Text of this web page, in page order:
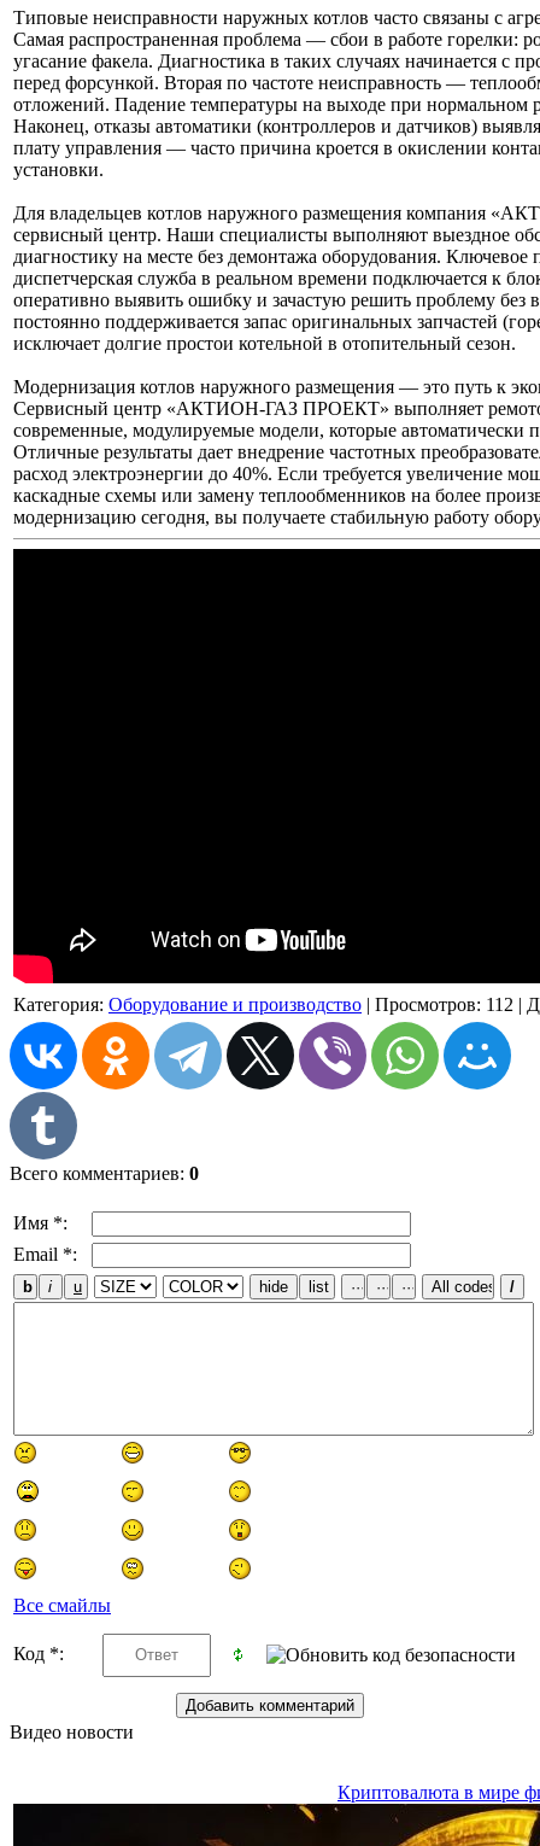
Типовые неисправности наружных котлов часто связаны с
Самая распространенная проблема — сбои в работе горелки:
угасание факела. Диагностика в таких случаях начинается с
перед форсункой. Вторая по частоте неисправность —
отложений. Падение температуры на выходе при нормальном
Наконец, отказы автоматики (контроллеров и датчиков)
плату управления — часто причина кроется в окислении
установки.
Для владельцев котлов наружного размещения компания
сервисный центр. Наши специалисты выполняют выездное
диагностику на месте без демонтажа оборудования.
диспетчерская служба в реальном времени подключается к
оперативно выявить ошибку и зачастую решить проблему без
постоянно поддерживается запас оригинальных запчастей
исключает долгие простои котельной в отопительный сезон.
Модернизация котлов наружного размещения — это путь к
Сервисный центр «АКТИОН-ГАЗ ПРОЕКТ» выполняет
современные, модулируемые модели, которые автоматически
Отличные результаты дает внедрение частотных
расход электроэнергии до 40%. Если требуется увеличение
каскадные схемы или замену теплообменников на более
модернизацию сегодня, вы получаете стабильную работу
Категория: Оборудование и производство | Просмотров: 112 |
Всего комментариев: 0
Имя *:
Email *:
Все смайлы
Код *:
Видео новости
Криптовалюта в мире